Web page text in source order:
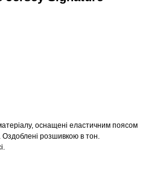
оснащені еластичним поясом
розшивкою в тон.